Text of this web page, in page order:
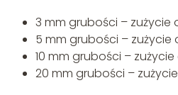
3 mm grubości – zużycie
5 mm grubości – zużycie
10 mm grubości – zużycie
20 mm grubości – zużycie